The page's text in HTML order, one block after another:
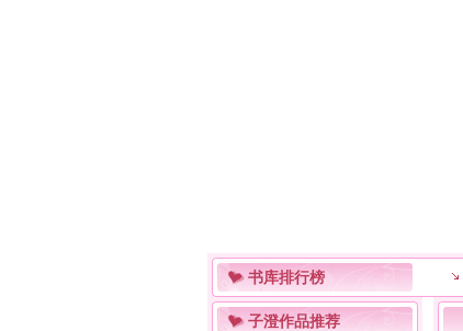
书库排行榜
子澄作品推荐